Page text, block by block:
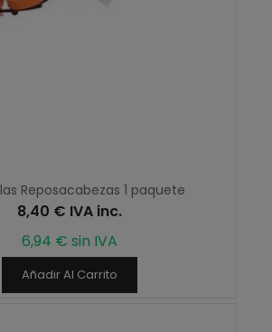
Reposacabezas 1 paquete
8,40 € IVA inc.
6,94 € sin IVA
Añadir Al Carrito